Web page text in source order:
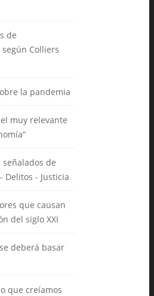
de
Colliers
la pandemia
muy relevante
de
Delitos - Justicia
que causan
del siglo XXI
deberá basar
que creíamos